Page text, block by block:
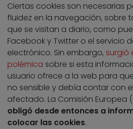
Ciertas cookies son necesarias
fluidez en la navegación, sobre
que se visitan a diario, como
Facebook y Twitter o el servicio
electrónico. Sin embargo, surgió
polémica sobre si esta
usuario ofrece a la web para
no sensible y debía contar con
afectado. La Comisión Europea
obligó desde entonces a
colocar las cookies.